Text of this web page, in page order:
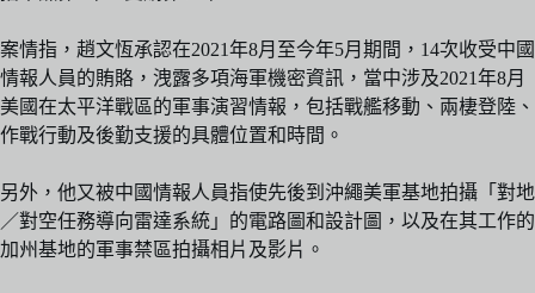
案情指，趙文恆承認在2021年8月至今年5月期間，14次收受中國
情報人員的賄賂，洩露多項海軍機密資訊，當中涉及2021年8月
美國在太平洋戰區的軍事演習情報，包括戰艦移動、兩棲登陸、
作戰行動及後勤支援的具體位置和時間。
另外，他又被中國情報人員指使先後到沖繩美軍基地拍攝「對地
／對空任務導向雷達系統」的電路圖和設計圖，以及在其工作的
加州基地的軍事禁區拍攝相片及影片。